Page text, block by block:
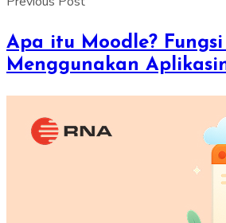
Apa itu Moodle?
Menggunakan